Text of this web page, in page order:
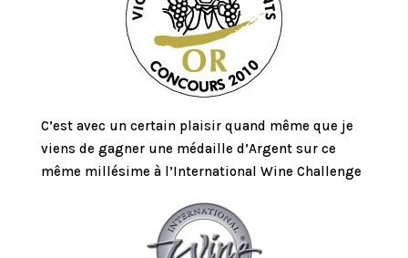
C’est avec un certain plaisir quand même que je
viens de gagner une médaille d’Argent sur ce
même millésime à l’International Wine Challenge